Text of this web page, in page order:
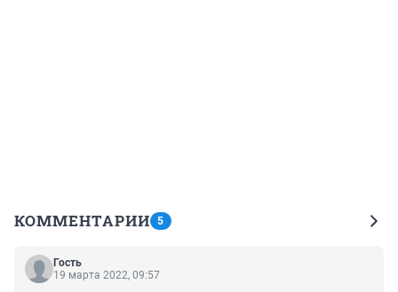
КОММЕНТАРИИ 5
Гость
19 марта 2022, 09:57